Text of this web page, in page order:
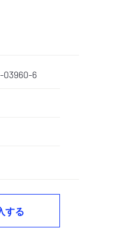
03960-6
する